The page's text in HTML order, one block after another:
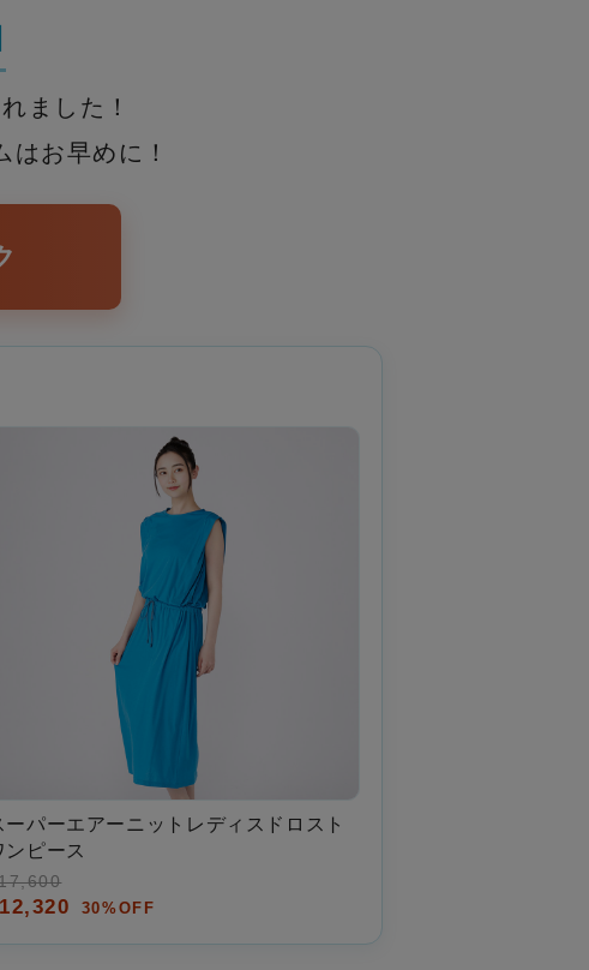
ました！
はお早めに！
ーパーエアーニットレディスドロスト
ンピース
30%OFF